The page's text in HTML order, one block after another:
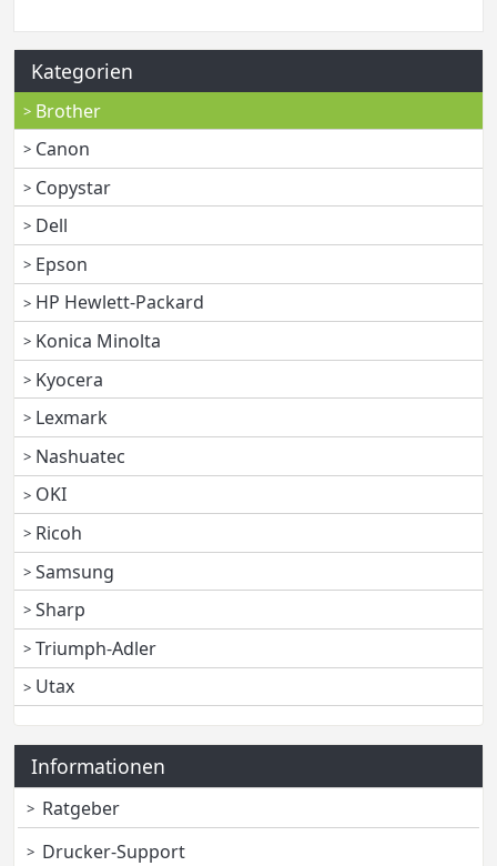
Kategorien
Brother
Canon
Copystar
Dell
Epson
HP Hewlett-Packard
Konica Minolta
Kyocera
Lexmark
Nashuatec
OKI
Ricoh
Samsung
Sharp
Triumph-Adler
Utax
Informationen
Ratgeber
Drucker-Support